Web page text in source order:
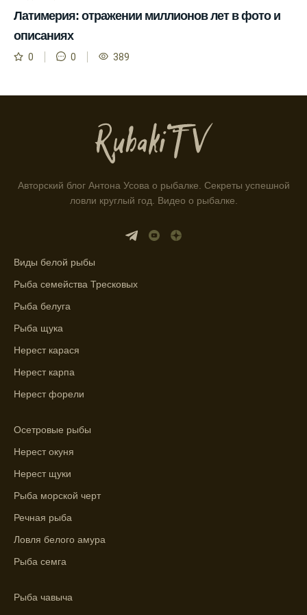
подходящее время для ловли хищной
рыбы.
Информация о каждом типе рыбы в
фаз и погодных условий на активность
Узнайте вероятности успешной ловли на
ближайшие дни с прогнозом клева.
График клева рыбы зависит от фаз луны и
ловли в разных водоемах, опираясь на
прогноз клева.
Зависимость активности рыбы от
максимального атмосферного давления,
как указывает прогноз клева.
представление о том, когда и где клюет
рыба.
Находите ближайшие водоемы для ловли с
помощью прогноза клева.
Учитывайте фазы луны при выборе места
для рыбной ловли, согласно прогнозу
лучшие условия для успешной рыбалки.
Латимерия: отражении миллионов лет в фото и
описаниях
0 0 389
Авторский блог Антона Усова о рыбалке. Секреты успешной
ловли круглый год. Видео о рыбалке.
Виды белой рыбы
Рыба семейства Тресковых
Рыба белуга
Рыба щука
Нерест карася
Нерест карпа
Нерест форели
Осетровые рыбы
Нерест окуня
Нерест щуки
Рыба морской черт
Речная рыба
Ловля белого амура
Рыба семга
Рыба чавыча